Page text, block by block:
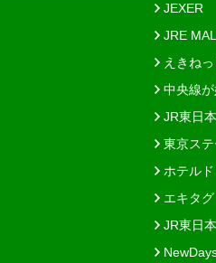
JEXER
JRE
えきね
中央線
JR東日
東京ス
ホテル
エキタ
JR東日